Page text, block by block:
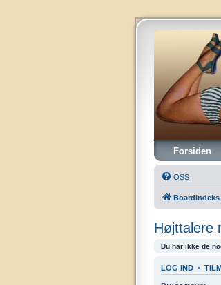
Forsiden
OSS
Boardindeks
Højttalere
Du har ikke de
LOG IND •